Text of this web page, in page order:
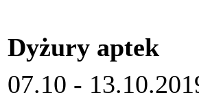
Dyżury aptek
07.10 -